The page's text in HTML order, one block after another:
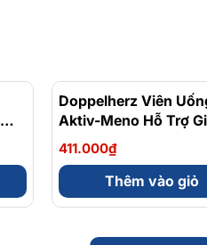
Doppelherz Viên
Aktiv-Meno Hỗ Trợ
Triệu Chứng Tiền Mãn
Kinh, Mãn Kinh Hộp 30
Viên
411.000₫
Thêm vào giỏ